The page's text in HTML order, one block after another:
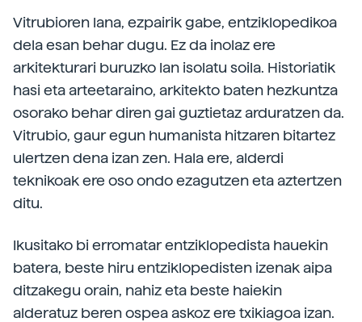
Vitrubioren lana, ezpairik gabe, entziklopedikoa
dela esan behar dugu. Ez da inolaz ere
arkitekturari buruzko lan isolatu soila. Historiatik
hasi eta arteetaraino, arkitekto baten hezkuntza
osorako behar diren gai guztietaz arduratzen da.
Vitrubio, gaur egun humanista hitzaren bitartez
ulertzen dena izan zen. Hala ere, alderdi
teknikoak ere oso ondo ezagutzen eta aztertzen
ditu.
Ikusitako bi erromatar entziklopedista hauekin
batera, beste hiru entziklopedisten izenak aipa
ditzakegu orain, nahiz eta beste haiekin
alderatuz beren ospea askoz ere txikiagoa izan.